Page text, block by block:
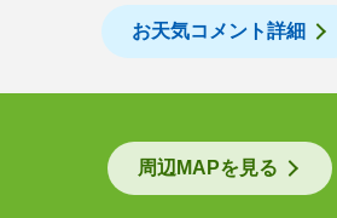
お天気コメント詳細
周辺MAPを見る